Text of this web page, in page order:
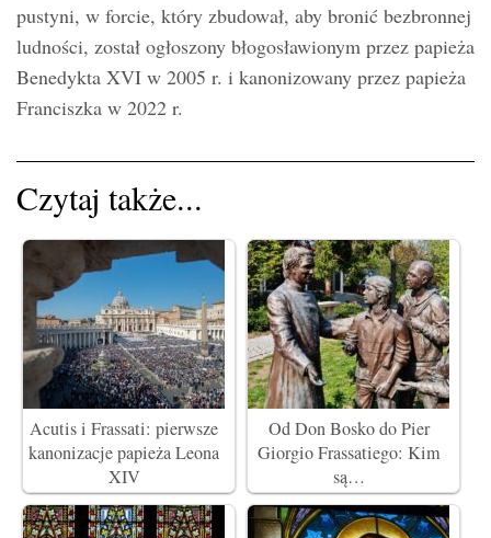
pustyni, w forcie, który zbudował, aby bronić bezbronnej
ludności, został ogłoszony błogosławionym przez papieża
Benedykta XVI w 2005 r. i kanonizowany przez papieża
Franciszka w 2022 r.
Czytaj także...
Acutis i Frassati: pierwsze
kanonizacje papieża Leona
XIV
Od Don Bosko do Pier
Giorgio Frassatiego: Kim
są…